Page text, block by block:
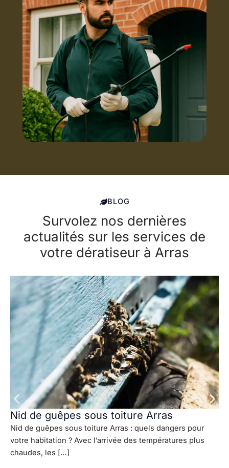
BLOG
Survolez nos dernières
actualités sur les services de
votre dératiseur à Arras
Nid de guêpes sous toiture Arras
Nid de guêpes sous toiture Arras : quels dangers pour
votre habitation ? Avec l’arrivée des températures plus
chaudes, les […]